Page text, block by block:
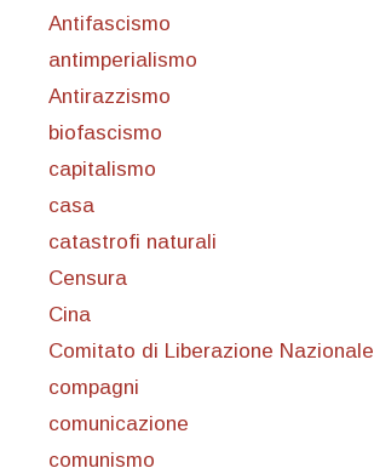
Antifascismo
antimperialismo
Antirazzismo
biofascismo
capitalismo
casa
catastrofi naturali
Censura
Cina
Comitato di Liberazione Nazionale
compagni
comunicazione
comunismo